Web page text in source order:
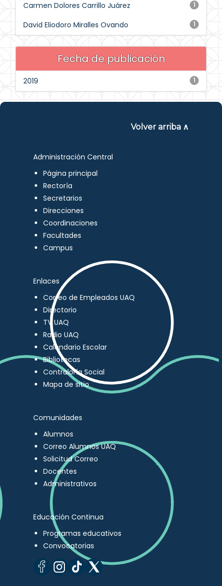
1
Carmen Dolores Carrillo Juárez
1
David Eliodoro Miralles Ovando
Fecha de publicación
1
2019
Volver arriba ∧
Administración Central
Página principal
Rectoría
Secretarios
Direcciones
Coordinaciones
Facultades
Campus
Enlaces
Correo de Empleados UAQ
Directorio
TV UAQ
Radio UAQ
Calendario Escolar
Bibliotecas
Contraloría Social
Mapa de sitio
Comunidades
Alumnos
Correo Alumnos UAQ
Solicitud Correo
Docentes
Administrativos
Educación Continua
Programas educativos
Convocatorias